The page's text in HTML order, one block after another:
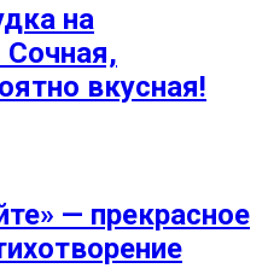
на
Сочная,
вкусная!
— прекрасное